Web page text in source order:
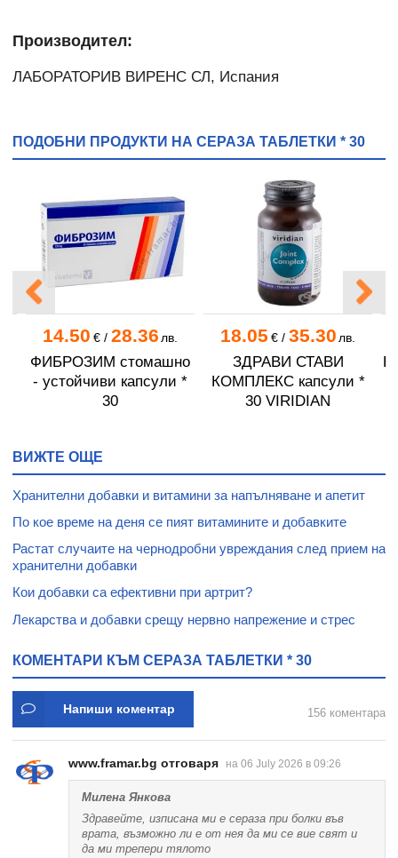
Производител:
ЛАБОРАТОРИВ ВИРЕНС СЛ, Испания
ПОДОБНИ ПРОДУКТИ НА СЕРАЗА ТАБЛЕТКИ * 30
14.50 €/ 28.36 лв.
ФИБРОЗИМ стомашно
- устойчиви капсули *
30
18.05 €/ 35.30 лв.
ЗДРАВИ СТАВИ
КОМПЛЕКС капсули *
30 VIRIDIAN
ВИЖТЕ ОЩЕ
Хранителни добавки и витамини за напълняване и апетит
По кое време на деня се пият витамините и добавките
Растат случаите на чернодробни увреждания след прием на
хранителни добавки
Кои добавки са ефективни при артрит?
Лекарства и добавки срещу нервно напрежение и стрес
КОМЕНТАРИ КЪМ СЕРАЗА ТАБЛЕТКИ * 30
Напиши коментар 156 коментара
www.framar.bg отговаря на 06 July 2026 в 09:26
Милена Янкова
Здравейте, изписана ми е сераза при болки във
врата, възможно ли е от нея да ми се вие свят и
да ми трепери тялото